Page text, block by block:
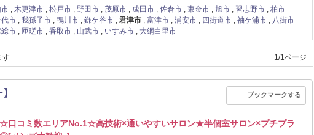
木更津市 松戸市 野田市 茂原市 成田市 佐倉市 東金市 旭市 習志野市
柏市
市
我孫子市 鴨川市 鎌ケ谷市 君津市 富津市 浦安市 四街道市 袖ケ浦市
八街市
市
匝瑳市 香取市 山武市 いすみ市 大網白里市
す 1/1ページ
ブックマークする
☆口コミ数エリアNo.1☆高技術×通いやすいサロン★半個室サロン×プチプラ